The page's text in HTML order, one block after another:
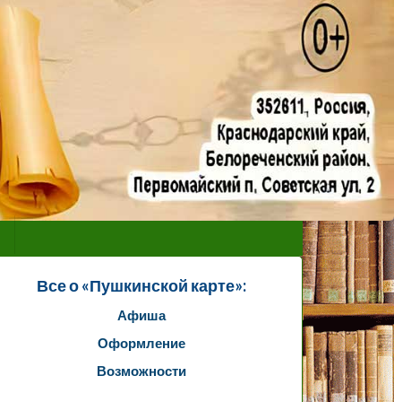
Все о «Пушкинской карте»:
Афиша
Оформление
Возможности